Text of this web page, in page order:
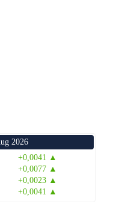
2026
+0,0041 ▲
+0,0077 ▲
+0,0023 ▲
+0,0041 ▲